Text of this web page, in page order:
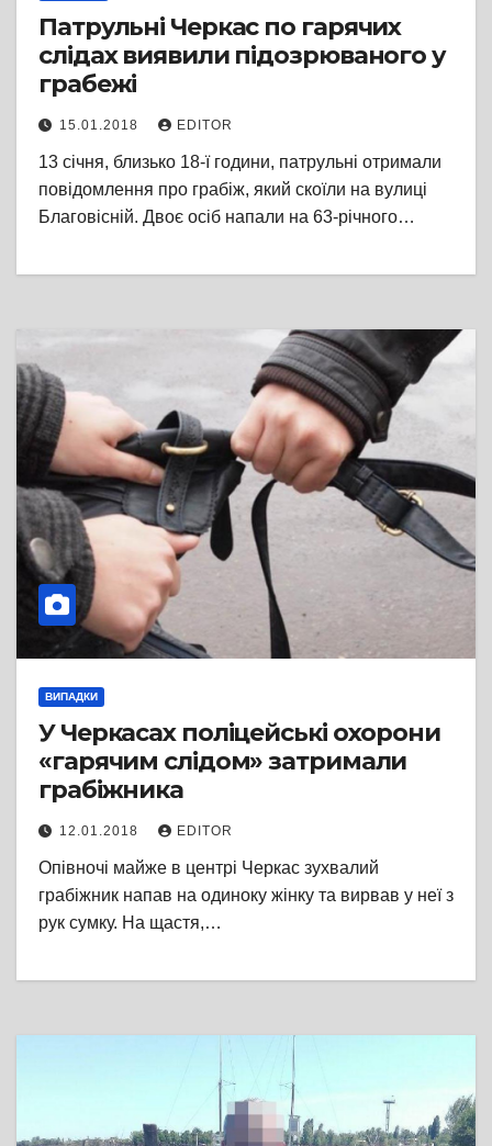
Патрульні Черкас по гарячих
слідах виявили підозрюваного у
грабежі
15.01.2018 EDITOR
13 січня, близько 18-ї години, патрульні отримали
повідомлення про грабіж, який скоїли на вулиці
Благовісній. Двоє осіб напали на 63-річного…
ВИПАДКИ
У Черкасах поліцейські охорони
«гарячим слідом» затримали
грабіжника
12.01.2018 EDITOR
Опівночі майже в центрі Черкас зухвалий
грабіжник напав на одиноку жінку та вирвав у неї з
рук сумку. На щастя,…